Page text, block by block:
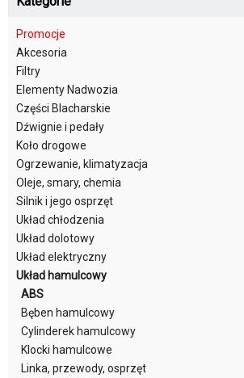
Promocje
Akcesoria
Filtry
Elementy Nadwozia
Części Blacharskie
Dźwignie i pedały
Koło drogowe
Ogrzewanie, klimatyzacja
Oleje, smary, chemia
Silnik i jego osprzęt
Układ chłodzenia
Układ dolotowy
Układ elektryczny
Układ hamulcowy
ABS
Bęben hamulcowy
Cylinderek hamulcowy
Klocki hamulcowe
Linka, przewody, osprzęt